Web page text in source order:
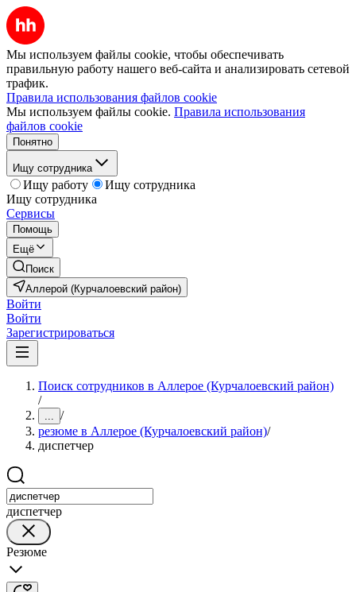
Мы используем файлы cookie, чтобы обеспечивать
правильную работу нашего веб-сайта и анализировать сетевой
трафик.
Правила использования файлов cookie
Мы используем файлы cookie. Правила использования
файлов cookie
Понятно
Ищу сотрудника
Ищу работу
Ищу сотрудника
Ищу сотрудника
Сервисы
Помощь
Ещё
Поиск
Аллерой (Курчалоевский район)
Войти
Войти
Зарегистрироваться
Поиск сотрудников в Аллерое (Курчалоевский район)
/
... /
резюме в Аллерое (Курчалоевский район)/
диспетчер
диспетчер
Резюме